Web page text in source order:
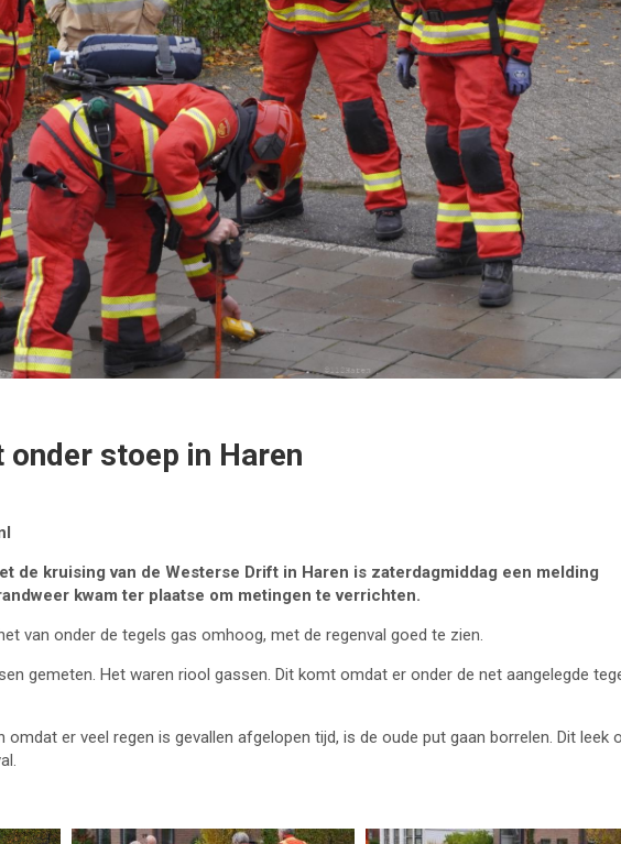
stoep in Haren
de kruising van de Westerse Drift in Haren is zaterdagmiddag een melding
kwam ter plaatse om metingen te verrichten.
van onder de tegels gas omhoog, met de regenval goed te zien.
gemeten. Het waren riool gassen. Dit komt omdat er onder de net aangelegde
omdat er veel regen is gevallen afgelopen tijd, is de oude put gaan borrelen. Dit leek